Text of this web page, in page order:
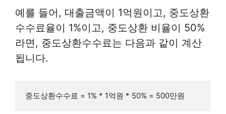
예를 들어, 대출금액이 1억원이고, 중도상환
수수료율이 1%이고, 중도상환 비율이 50%
라면, 중도상환수수료는 다음과 같이 계산
됩니다.